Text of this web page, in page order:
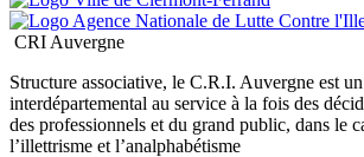
CRI Auvergne
Structure associative, le C.R.I. Auvergne est
interdépartemental au service à la fois des
des professionnels et du grand public, dans le
l’illettrisme et l’analphabétisme